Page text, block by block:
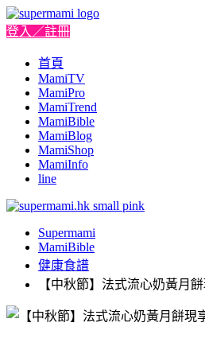
登入／註冊
首頁
MamiTV
MamiPro
MamiTrend
MamiBible
MamiBlog
MamiShop
MamiInfo
line
Supermami
MamiBible
健康食譜
【中秋節】法式流心奶黃月